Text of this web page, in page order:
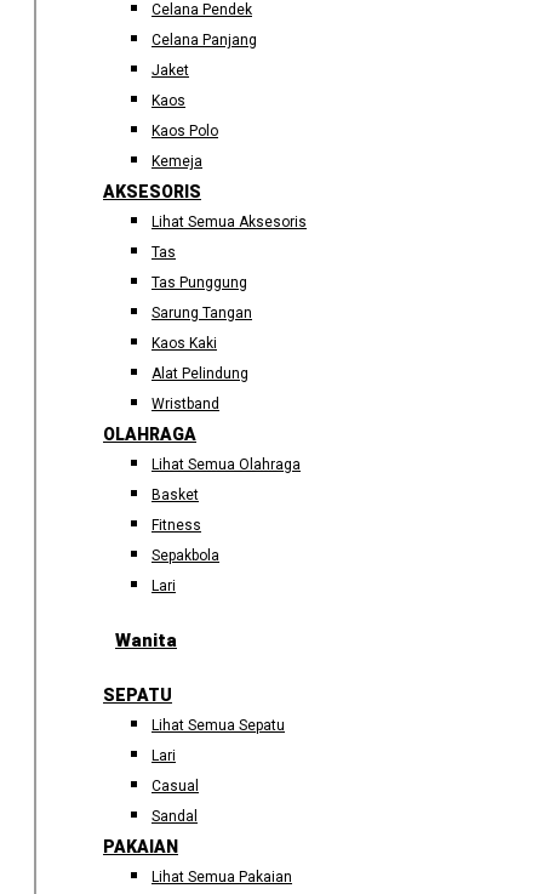
Celana Pendek
Celana Panjang
Jaket
Kaos
Kaos Polo
Kemeja
AKSESORIS
Lihat Semua Aksesoris
Tas
Tas Punggung
Sarung Tangan
Kaos Kaki
Alat Pelindung
Wristband
OLAHRAGA
Lihat Semua Olahraga
Basket
Fitness
Sepakbola
Lari
Wanita
SEPATU
Lihat Semua Sepatu
Lari
Casual
Sandal
PAKAIAN
Lihat Semua Pakaian